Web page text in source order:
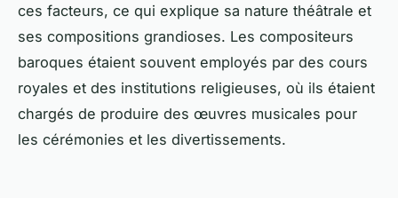
ces facteurs, ce qui explique sa nature théâtrale et
ses compositions grandioses. Les compositeurs
baroques étaient souvent employés par des cours
royales et des institutions religieuses, où ils étaient
chargés de produire des œuvres musicales pour
les cérémonies et les divertissements.